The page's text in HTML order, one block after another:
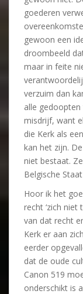
goederen
gewoon een
droombeeld
maar in feite
verzuim dan
alle
misdrijf, want
die Kerk als
kan het zijn.
niet bestaat.
Belgische
Hoor ik het
recht ‘zich niet
van dat recht
Kerk er aan
eerder
dat de oude
Canon 519
onderschikt is